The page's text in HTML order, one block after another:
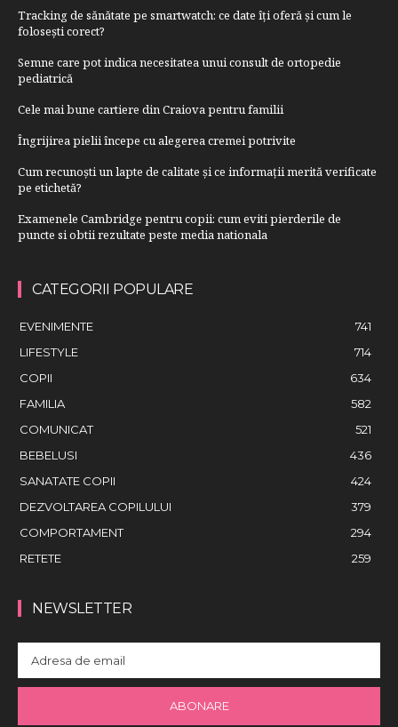
Tracking de sănătate pe smartwatch: ce date îți oferă și cum le
folosești corect?
Semne care pot indica necesitatea unui consult de ortopedie
pediatrică
Cele mai bune cartiere din Craiova pentru familii
Îngrijirea pielii începe cu alegerea cremei potrivite
Cum recunoști un lapte de calitate și ce informații merită verificate
pe etichetă?
Examenele Cambridge pentru copii: cum eviti pierderile de
puncte si obtii rezultate peste media nationala
CATEGORII POPULARE
EVENIMENTE
741
LIFESTYLE
714
COPII
634
FAMILIA
582
COMUNICAT
521
BEBELUSI
436
SANATATE COPII
424
DEZVOLTAREA COPILULUI
379
COMPORTAMENT
294
RETETE
259
NEWSLETTER
ABONARE